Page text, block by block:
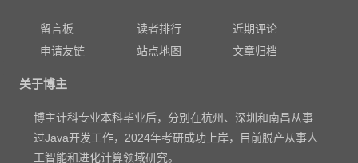
留言板 读者排行
近期评论
申请友链
站点地图 文章归档
关于博主
博主计科专业本科毕业后，分别在杭州、深圳和南昌从事
过Java开发工作，2024年考研成功上岸，目前脱产从事人
工智能和进化计算领域研究。